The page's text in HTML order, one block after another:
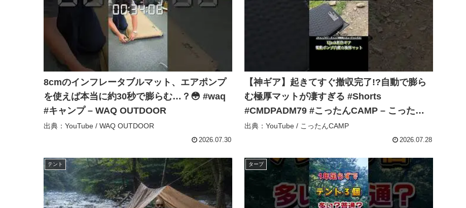
8cmのインフレータブルマット、エアポンプ
を使えば本当に約30秒で膨らむ…？😳 #waq
#キャンプ – WAQ OUTDOOR
出典：YouTube / WAQ OUTDOOR
2026.07.30
【神ギア】起きてすぐ撤収完了!?自動で膨ら
む極厚マットが凄すぎる #Shorts
#CMDPADM79 #こったんCAMP – こったん
CAMP
出典：YouTube / こったんCAMP
2026.07.28
テント タープ